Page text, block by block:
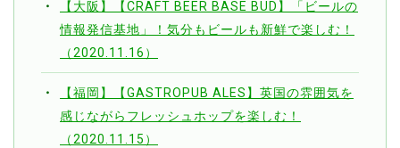
【大阪】【CRAFT BEER BASE BUD】「ビールの
情報発信基地」！気分もビールも新鮮で楽しむ！
（2020.11.16）
【福岡】【GASTROPUB ALES】英国の雰囲気を
感じながらフレッシュホップを楽しむ！
（2020.11.15）